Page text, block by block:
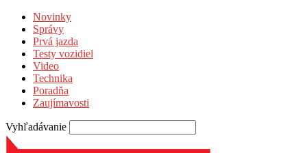
Novinky
Správy
Prvá jazda
Testy vozidiel
Video
Technika
Poradňa
Zaujímavosti
Vyhľadávanie